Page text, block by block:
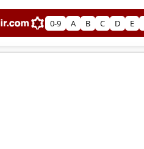
0-9 A B C D E